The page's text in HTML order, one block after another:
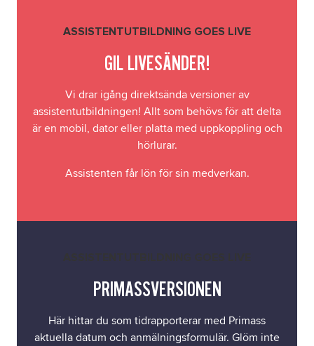
ASSISTENTUTBILDNING GOES LIVE
GIL LIVESÄNDER!
Vi drar igång direktsända versioner av
assistentutbildningen! Allt som behövs för att delta
är en mobil, dator eller platta med uppkoppling och
hörlurar.
Assistenten får lön för sin medverkan.
PRIMASSVERSIONEN
Här hittar du som tidrapporterar med Primass
aktuella datum och anmälningsformulär. Glöm inte